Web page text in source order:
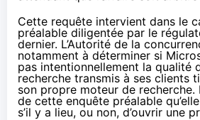
Cette requête intervient dans le
préalable diligentée par le
dernier. L’Autorité de la
notamment à déterminer si
pas intentionnellement la qualité
recherche transmis à ses clients
son propre moteur de recherche.
de cette enquête préalable
s’il y a lieu, ou non, d’ouvrir une